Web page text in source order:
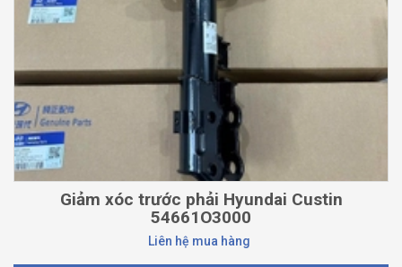
Giảm xóc trước phải Hyundai Custin
54661O3000
Liên hệ mua hàng